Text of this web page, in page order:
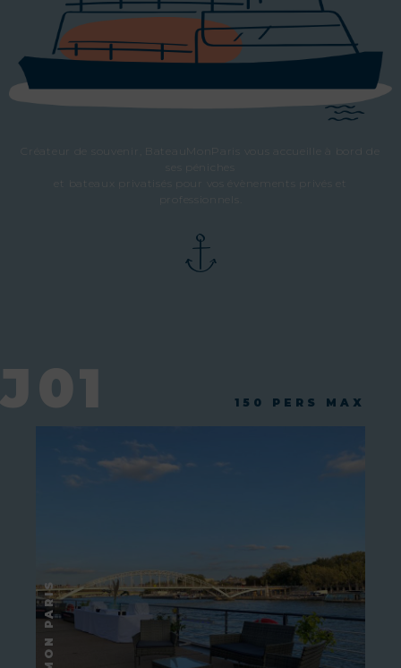
PRESSE
Créateur de souvenir, BateauMonParis vous accueille à bord de
et bateaux privatisés pour vos évènements privés et
professionnels.
J01 150 PERS MAX